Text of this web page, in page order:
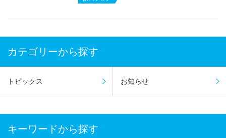
カテゴリーから探す
トピックス お知らせ
キーワードから探す